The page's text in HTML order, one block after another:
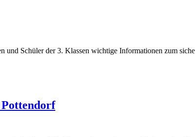
und Schüler der 3. Klassen wichtige Informationen zum